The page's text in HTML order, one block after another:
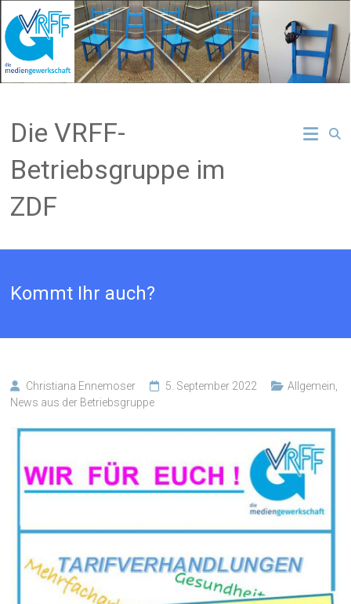
Inhalt
springen
Die VRFF-
Betriebsgruppe im
ZDF
Kommt Ihr auch?
Christiana Ennemoser 5. September 2022 Allgemein
News aus der Betriebsgruppe